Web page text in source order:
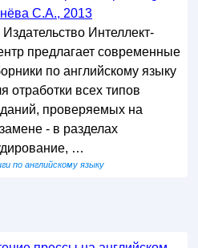
С.А., 2013
Интеллект-
предлагает современные
по английскому языку
отработки всех типов
проверяемых на
- в разделах
…
по английскому языку